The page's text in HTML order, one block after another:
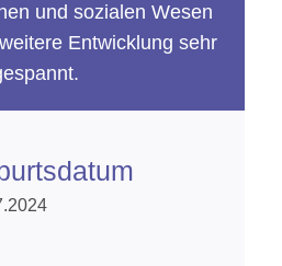
und sozialen Wesen
Entwicklung sehr